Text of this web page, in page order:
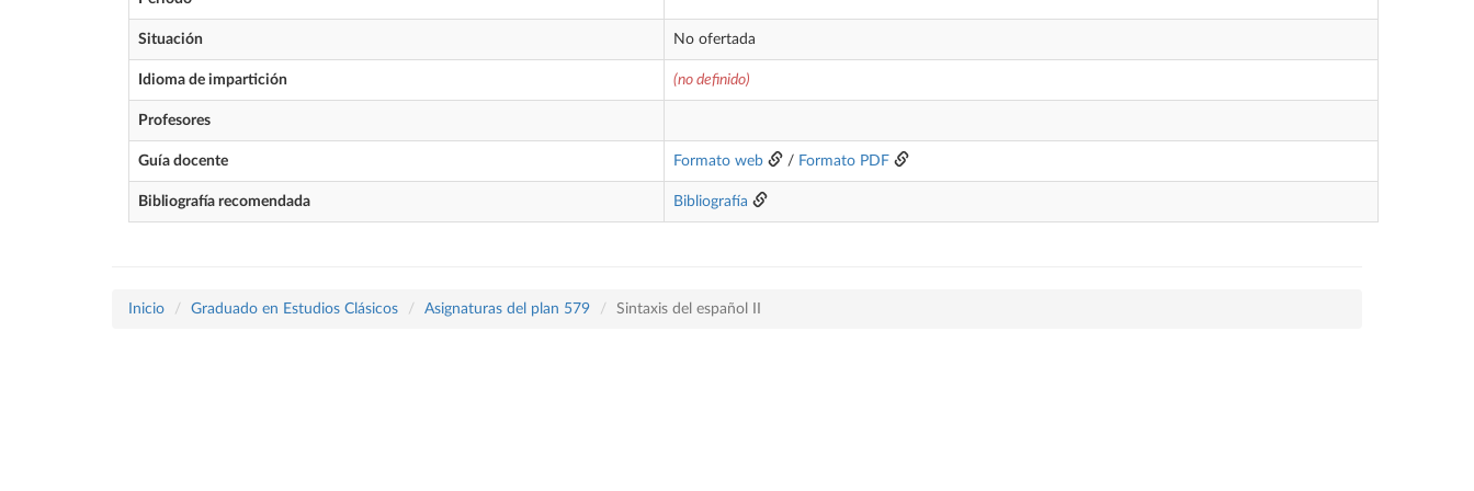
Situación No ofertada
Idioma de impartición (no definido)
Profesores
Guía docente Formato web / Formato PDF
Bibliografía recomendada Bibliografía
Inicio Graduado en Estudios Clásicos Asignaturas del plan 579 Sintaxis del español II